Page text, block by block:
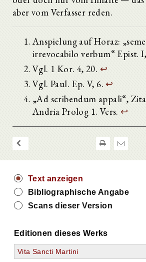
aber vom Verfasser reden.
Anspielung auf Horaz:
irrevocabilo verbum“ Epist.
Vgl. 1 Kor. 4, 20. ↩
Vgl. Paul. Ep. V, 6.↩
„Ad scribendum appali“,
Andria Prolog 1. Vers. ↩
Text anzeigen
Bibliographische Angabe
Scans dieser Version
Editionen dieses Werks
Vita Sancti Martini